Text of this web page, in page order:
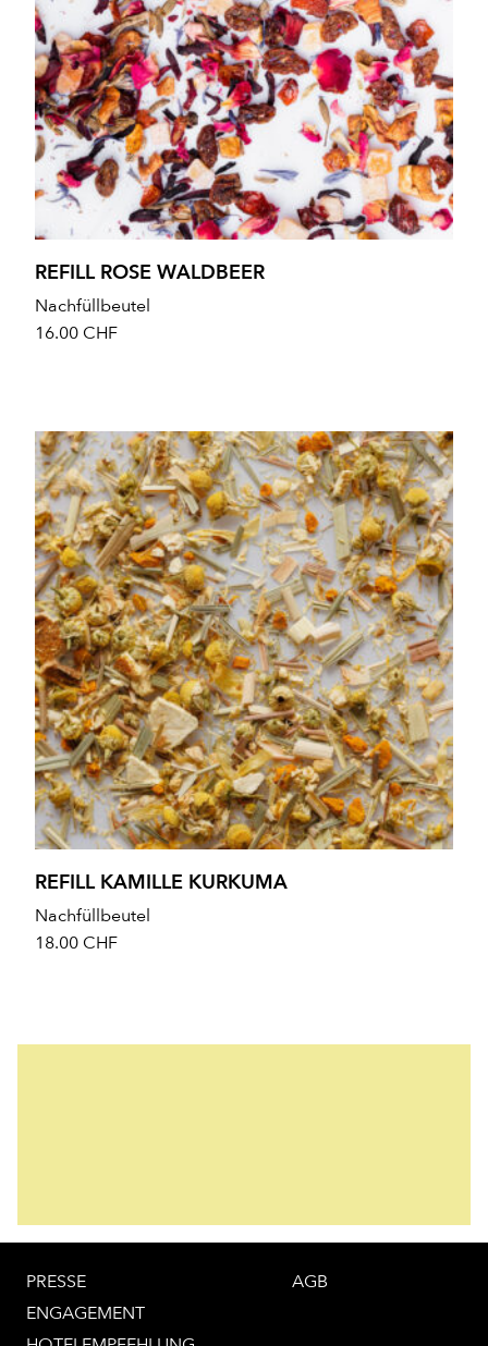
REFILL ROSE WALDBEER
Nachfüllbeutel
16.00 CHF
REFILL KAMILLE KURKUMA
Nachfüllbeutel
18.00 CHF
PRESSE
ENGAGEMENT
AGB